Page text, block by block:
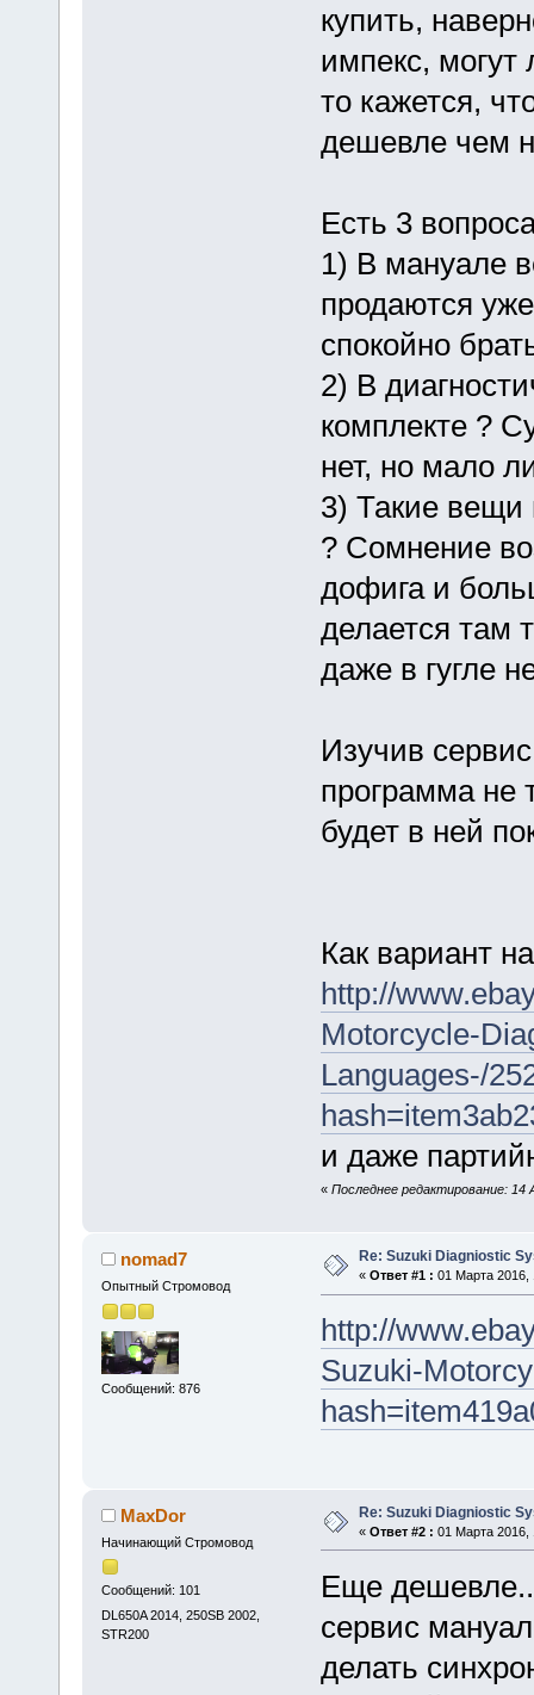
купить,
импекс,
то кажется,
дешевле чем
Есть 3
1) В мануале
продаются
спокойно
2) В
комплекте ?
нет, но мало
3) Такие
? Сомнение
дофига и
делается там
даже в гугле
Изучив
программа не
будет в ней
Как вариант
http://
Motorcycle-
Languages-/
и даже
« Последнее редактирование: 14
nomad7
Опытный Стромовод
Сообщений: 876
Re: Suzuki Diagniostic
« Ответ #1 : 01 Марта 2016,
http://
Suzuki-
MaxDor
Начинающий Стромовод
Сообщений: 101
DL650A 2014, 250SB 2002,
STR200
Re: Suzuki Diagniostic
« Ответ #2 : 01 Марта 2016,
Еще
сервис
делать